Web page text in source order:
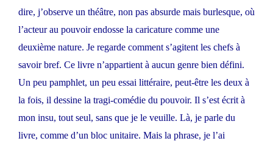
dire, j’observe un théâtre, non pas absurde mais burlesque, où
l’acteur au pouvoir endosse la caricature comme une
deuxième nature. Je regarde comment s’agitent les chefs à
savoir bref. Ce livre n’appartient à aucun genre bien défini.
Un peu pamphlet, un peu essai littéraire, peut-être les deux à
la fois, il dessine la tragi-comédie du pouvoir. Il s’est écrit à
mon insu, tout seul, sans que je le veuille. Là, je parle du
livre, comme d’un bloc unitaire. Mais la phrase, je l’ai